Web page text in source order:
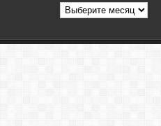
Архив
статей